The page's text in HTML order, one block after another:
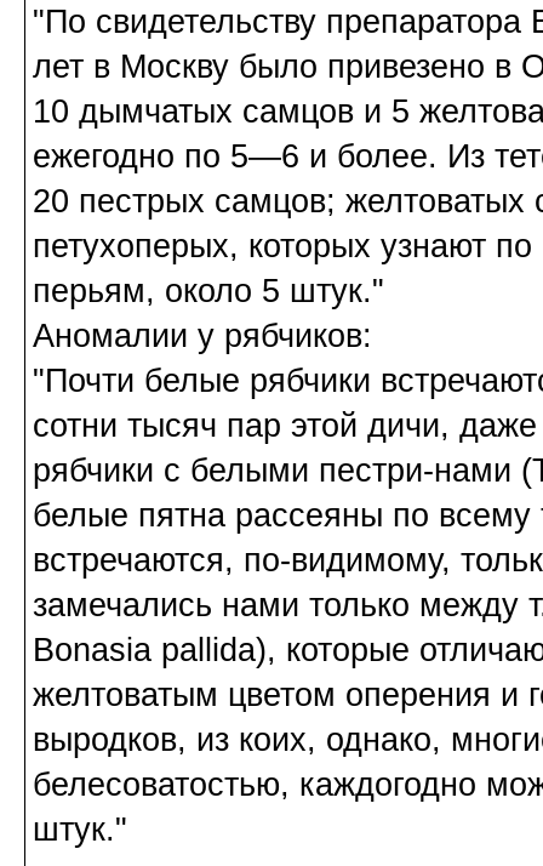
"По свидетельству
лет в Москву было привезено в
10 дымчатых самцов и 5
ежегодно по 5—6 и более. Из
20 пестрых самцов;
петухоперых, которых узнают
перьям, около 5 штук."
Аномалии у рябчиков:
"Почти белые рябчики
сотни тысяч пар этой дичи,
рябчики с белыми пестри-нами
белые пятна рассеяны по всему
встречаются, по-видимому,
замечались нами только между
Bonasia pallida), которые
желтоватым цветом оперения и
выродков, из коих, однако,
белесоватостью, каждогодно
штук."